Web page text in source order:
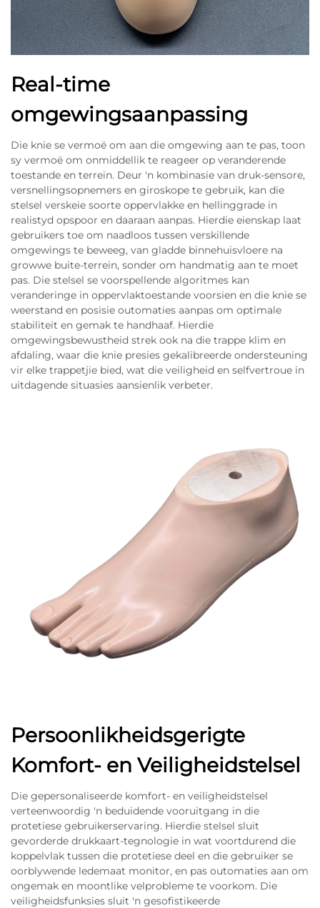
Real-time
omgewingsaanpassing
Die knie se vermoë om aan die omgewing aan te pas, toon
sy vermoë om onmiddellik te reageer op veranderende
toestande en terrein. Deur 'n kombinasie van druk-sensore,
versnellingsopnemers en giroskope te gebruik, kan die
stelsel verskeie soorte oppervlakke en hellinggrade in
realistyd opspoor en daaraan aanpas. Hierdie eienskap laat
gebruikers toe om naadloos tussen verskillende
omgewings te beweeg, van gladde binnehuisvloere na
growwe buite-terrein, sonder om handmatig aan te moet
pas. Die stelsel se voorspellende algoritmes kan
veranderinge in oppervlaktoestande voorsien en die knie se
weerstand en posisie outomaties aanpas om optimale
stabiliteit en gemak te handhaaf. Hierdie
omgewingsbewustheid strek ook na die trappe klim en
afdaling, waar die knie presies gekalibreerde ondersteuning
vir elke trappetjie bied, wat die veiligheid en selfvertroue in
uitdagende situasies aansienlik verbeter.
Persoonlikheidsgerigte
Komfort- en Veiligheidstelsel
Die gepersonaliseerde komfort- en veiligheidstelsel
verteenwoordig 'n beduidende vooruitgang in die
protetiese gebruikerservaring. Hierdie stelsel sluit
gevorderde drukkaart-tegnologie in wat voortdurend die
koppelvlak tussen die protetiese deel en die gebruiker se
oorblywende ledemaat monitor, en pas outomaties aan om
ongemak en moontlike velprobleme te voorkom. Die
veiligheidsfunksies sluit 'n gesofistikeerde